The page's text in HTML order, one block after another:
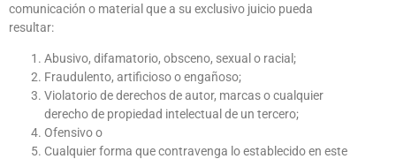
comunicación o material que a su exclusivo juicio pueda
resultar:
Abusivo, difamatorio, obsceno, sexual o racial;
Fraudulento, artificioso o engañoso;
Violatorio de derechos de autor, marcas o cualquier
derecho de propiedad intelectual de un tercero;
Ofensivo o
Cualquier forma que contravenga lo establecido en este